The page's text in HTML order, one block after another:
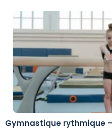
Gymnastique rythmique –